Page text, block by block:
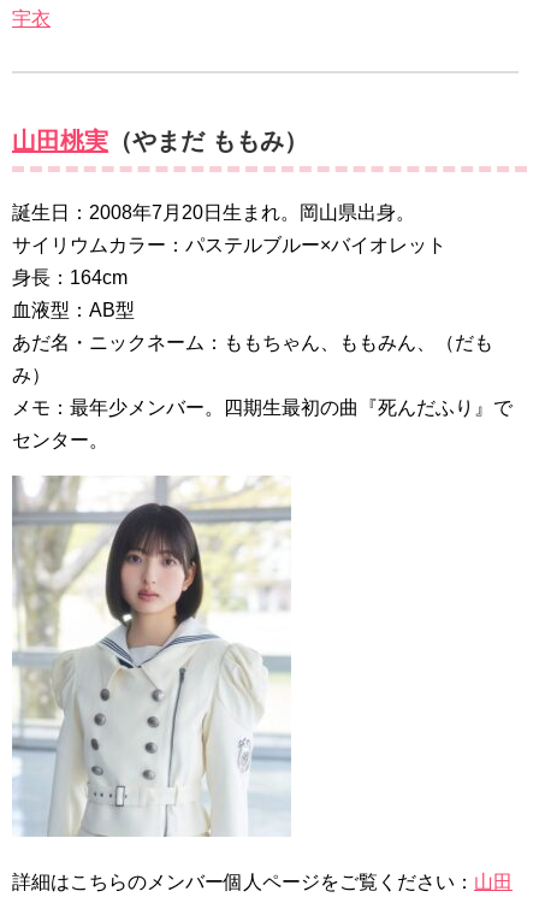
宇衣
山田桃実 （やまだ ももみ）
誕生日：2008年7月20日生まれ。岡山県出身。
サイリウムカラー：パステルブルー×バイオレット
身長：164cm
血液型：AB型
あだ名・ニックネーム：ももちゃん、ももみん、（だも
み）
メモ：最年少メンバー。四期生最初の曲『死んだふり』で
センター。
詳細はこちらのメンバー個人ページをご覧ください： 山田